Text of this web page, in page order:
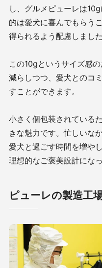
し、グルメピューレは
的は愛犬に喜んでもらう
得られるよう配慮しまし
この10gというサイズ感
減らしつつ、愛犬とのコ
すことができます。
小さく個包装されている
きな魅力です。忙しいな
愛犬と過ごす時間を増や
理想的なご褒美設計にな
ピューレの製造工